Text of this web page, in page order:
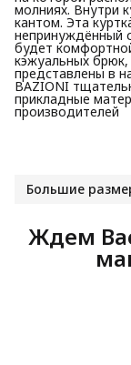
молниях. Внутри
кантом. Эта
непринуждённый
будет
кэжуальных
представлены в
BAZIONI
прикладные
производителей
Большие
Ждем